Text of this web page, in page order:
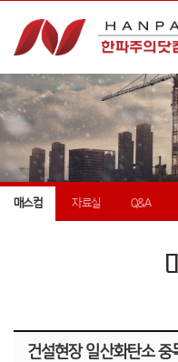
매스컴 자료실 Q&A
건설현장 일산화탄소